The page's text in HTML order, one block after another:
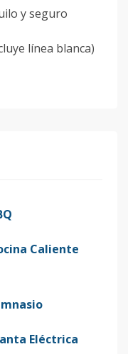
y seguro
línea blanca)
Caliente
Eléctrica